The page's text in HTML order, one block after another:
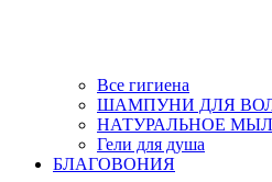
Все гигиена
ШАМПУНИ ДЛЯ
НАТУРАЛЬНОЕ
Гели для душа
БЛАГОВОНИЯ